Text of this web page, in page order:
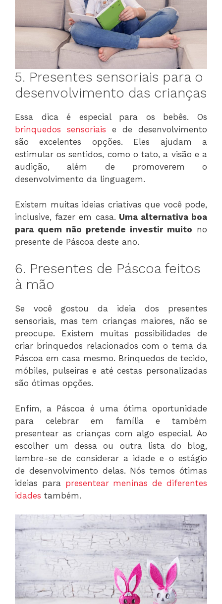
5. Presentes sensoriais para o
desenvolvimento das crianças
Essa dica é especial para os bebês. Os
brinquedos sensoriais e de desenvolvimento
são excelentes opções. Eles ajudam a
estimular os sentidos, como o tato, a visão e a
audição, além de promoverem o
desenvolvimento da linguagem.
Existem muitas ideias criativas que você pode,
inclusive, fazer em casa. Uma alternativa boa
para quem não pretende investir muito no
presente de Páscoa deste ano.
6. Presentes de Páscoa feitos
à mão
Se você gostou da ideia dos presentes
sensoriais, mas tem crianças maiores, não se
preocupe. Existem muitas possibilidades de
criar brinquedos relacionados com o tema da
Páscoa em casa mesmo. Brinquedos de tecido,
móbiles, pulseiras e até cestas personalizadas
são ótimas opções.
Enfim, a Páscoa é uma ótima oportunidade
para celebrar em família e também
presentear as crianças com algo especial. Ao
escolher um dessa ou outra lista do blog,
lembre-se de considerar a idade e o estágio
de desenvolvimento delas. Nós temos ótimas
ideias para presentear meninas de diferentes
idades também.